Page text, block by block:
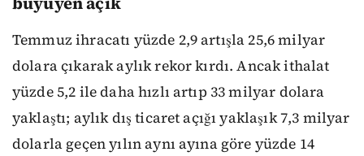
Temmuz ihracatı yüzde 2,9 artışla 25,6 milyar
dolara çıkarak aylık rekor kırdı. Ancak ithalat
yüzde 5,2 ile daha hızlı artıp 33 milyar dolara
yaklaştı; aylık dış ticaret açığı yaklaşık 7,3 milyar
dolarla geçen yılın aynı ayına göre yüzde 14